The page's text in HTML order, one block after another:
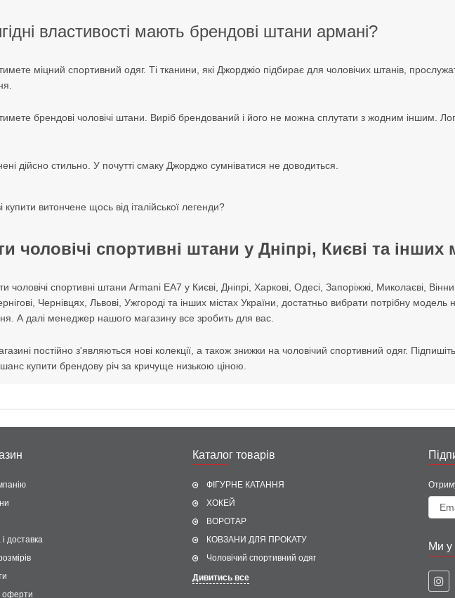
властивості мають брендові штани армані?
міцний спортивний одяг. Ті тканини, які Джорджіо підбирає для чоловічих штанів,
брендові чоловічі штани. Виріб брендований і його не можна сплутати з жодним іншим.
дійсно стильно. У почутті смаку Джорджо сумніватися не доводиться.
купити витончене щось від італійської легенди?
чоловічі спортивні штани у Дніпрі, Києві та інших
чоловічі спортивні штани Armani EA7 у Києві, Дніпрі, Харкові, Одесі, Запоріжжі, Миколаєві,
Чернівцях, Львові, Ужгороді та інших містах України, достатньо вибрати потрібну
А далі менеджер нашого магазину все зробить для вас.
постійно з'являються нові колекції, а також знижки на чоловічий спортивний одяг.
купити брендову річ за кричуще низькою ціною.
доставка
оферти
Каталог товарів
ФІГУРНЕ КАТАННЯ
ХОКЕЙ
ВОРОТАР
КОВЗАНИ ДЛЯ ПРОКАТУ
Чоловічий спортивний одяг
Дивитись все
Ми у